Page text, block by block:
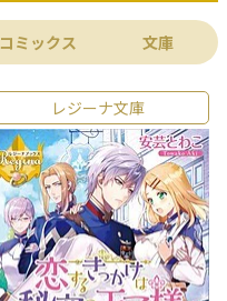
コミックス 文庫
レジーナ文庫